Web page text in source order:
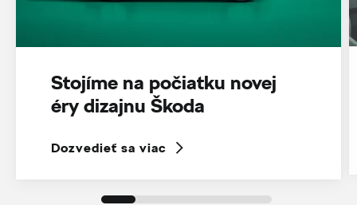
Stojíme na počiatku novej
éry dizajnu Škoda
Dozvedieť sa viac